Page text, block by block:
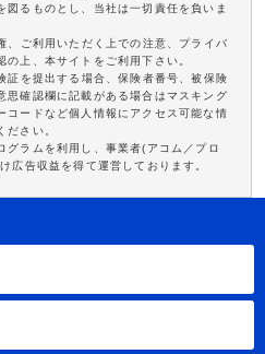
図るものとし、当社は一切責任を負いま
、ご利用いただく上での注意、プライバ
上、本サイトをご利用下さい。
証を提出する場合、保険者番号、被保険
思確認欄に記載がある場合はマスキング
コードなど個人情報にアクセス可能な情
ださい。
ラムを利用し、事業者(アコム／プロ
広告収益を得て運営しております。